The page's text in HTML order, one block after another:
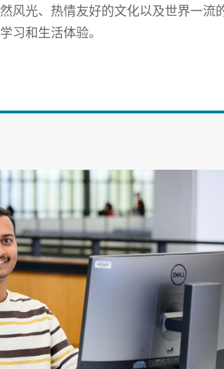
风光、热情友好的文化以及世界一流
习和生活体验。